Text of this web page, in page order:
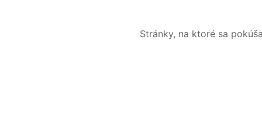
Stránky, na ktoré sa